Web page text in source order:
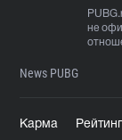
не
News PUBG
Карма Рейтинг